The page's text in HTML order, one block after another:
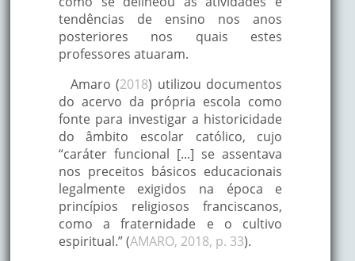
tendências de ensino nos anos
posteriores nos quais estes
professores atuaram.
Amaro (2018) utilizou documentos
do acervo da própria escola como
fonte para investigar a historicidade
do âmbito escolar católico, cujo
“caráter funcional [...] se assentava
nos preceitos básicos educacionais
legalmente exigidos na época e
princípios religiosos franciscanos,
como a fraternidade e o cultivo
espiritual.” (AMARO, 2018, p. 33).